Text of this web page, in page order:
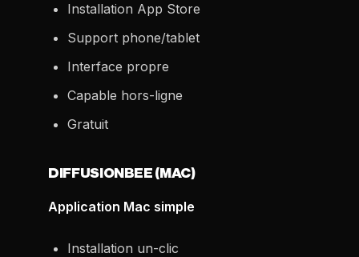
Installation App Store
Support phone/tablet
Interface propre
Capable hors-ligne
Gratuit
DIFFUSIONBEE (MAC)
Application Mac simple
Installation un-clic